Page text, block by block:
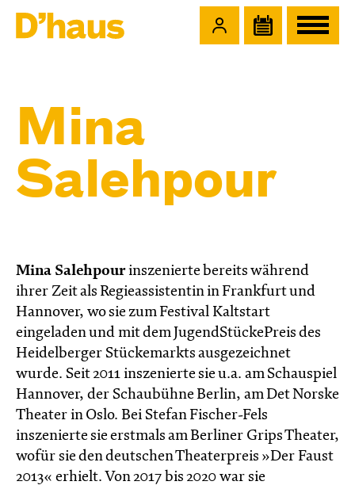
Mina
Salehpour
Mina Salehpourinszenierte bereits während
ihrer Zeit als Regieassistentin in Frankfurt und
Hannover, wo sie zum Festival Kaltstart
eingeladen und mit dem JugendStückePreis des
Heidelberger Stückemarkts ausgezeichnet
wurde. Seit 2011 inszenierte sie u.a. am Schauspiel
Hannover, der Schaubühne Berlin, am Det Norske
Theater in Oslo. Bei Stefan Fischer-Fels
inszenierte sie erstmals am Berliner Grips Theater,
wofür sie den deutschen Theaterpreis »Der Faust
2013« erhielt. Von 2017 bis 2020 war sie